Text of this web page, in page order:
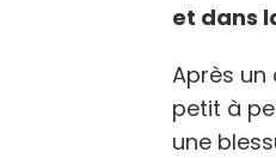
et dans
Après
petit à
une